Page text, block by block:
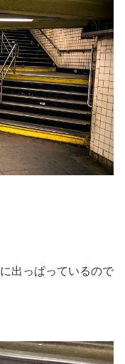
出っぱっているので